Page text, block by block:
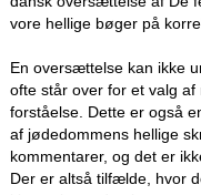
vore hellige bøger på
En oversættelse kan ikke
ofte står over for et valg
forståelse. Dette er også
af jødedommens hellige
kommentarer, og det er
Der er altså tilfælde, hvor